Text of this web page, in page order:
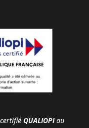
certifiéQUALIOPIau